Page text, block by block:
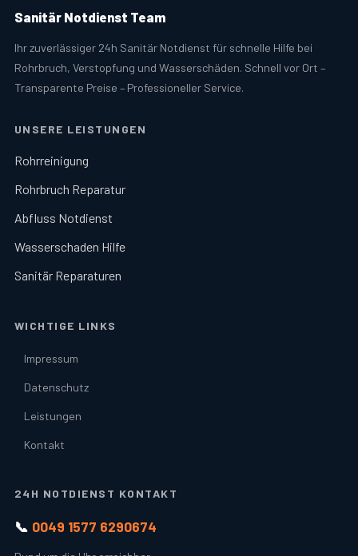
Sanitär Notdienst Team
Ihr zuverlässiger 24h Sanitär Notdienst für schnelle Hilfe bei
Rohrbruch, Verstopfung und Wasserschäden. Schnell vor Ort –
Transparente Preise – Professioneller Service.
UNSERE LEISTUNGEN
Rohrreinigung
Rohrbruch Reparatur
Abfluss Notdienst
Wasserschaden Hilfe
Sanitär Reparaturen
WICHTIGE LINKS
Impressum
Datenschutz
Leistungen
Kontakt
24H NOTDIENST KONTAKT
📞 0049 1577 6290674